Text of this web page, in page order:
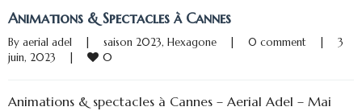
Animations & Spectacles à Cannes
By aerial adel saison 2023, Hexagone 0 comment
3
juin, 2023
0
Animations & spectacles à Cannes – Aerial Adel – Mai